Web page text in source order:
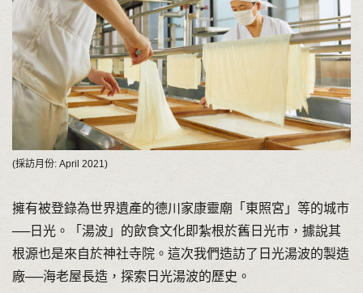
(採訪月份: April 2021)
擁有被登錄為世界遺產的德川家康靈廟「東照宮」等的城市
──日光。「湯波」的飲食文化即紮根於舊日光市，據說其
根源也是來自於神社寺院。這次我們造訪了日光湯波的製造
廠──海老屋長造，探索日光湯波的歷史。